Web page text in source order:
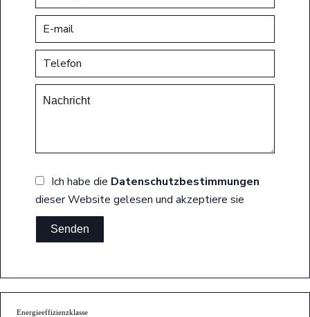
Ich habe die Datenschutzbestimmungen
dieser Website gelesen und akzeptiere sie
Senden
Energieeffizienzklasse